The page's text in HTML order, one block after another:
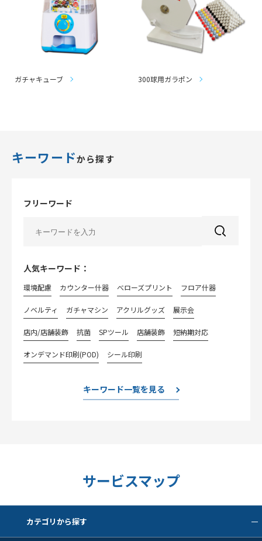
ガチャキューブ 300球用ガラポン
キーワードから探す
フリーワード
人気キーワード：
環境配慮 カウンター什器 べローズプリント フロア什器
ノベルティ ガチャマシン アクリルグッズ 展示会
店内/店舗装飾 抗菌 SPツール 店舗装飾 短納期対応
オンデマンド印刷(POD) シール印刷
キーワード一覧を見る
サービスマップ
カテゴリから探す